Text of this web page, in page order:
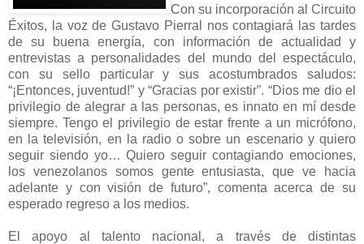
Con su incorporación al Circuito
Éxitos, la voz de Gustavo Pierral nos contagiará las tardes
de su buena energía, con información de actualidad y
entrevistas a personalidades del mundo del espectáculo,
con su sello particular y sus acostumbrados saludos:
“¡Entonces, juventud!” y “Gracias por existir”. “Dios me dio el
privilegio de alegrar a las personas, es innato en mí desde
siempre. Tengo el privilegio de estar frente a un micrófono,
en la televisión, en la radio o sobre un escenario y quiero
seguir siendo yo… Quiero seguir contagiando emociones,
los venezolanos somos gente entusiasta, que ve hacia
adelante y con visión de futuro”, comenta acerca de su
esperado regreso a los medios.
El apoyo al talento nacional, a través de distintas